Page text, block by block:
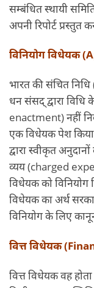
सम्बंधित स्थायी
अपनी रिपोर्ट प्रस्तुत
विनियोग विधेयक
भारत की संचित
धन संसद् द्वारा
enactment) नहीं
एक विधेयक पेश
द्वारा स्वीकृत
व्यय (charged
विधेयक को विनियोग
विधेयक का अर्थ
विनियोग के लिए
वित्त विधेयक
वित्त विधेयक वह